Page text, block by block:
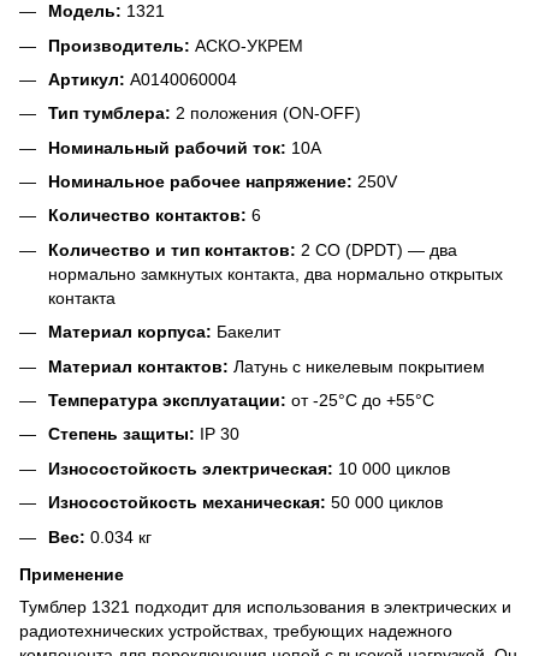
Модель: 1321
Производитель: АСКО-УКРЕМ
Артикул: A0140060004
Тип тумблера: 2 положения (ON-OFF)
Номинальный рабочий ток: 10A
Номинальное рабочее напряжение: 250V
Количество контактов: 6
Количество и тип контактов: 2 CO (DPDT) — два
нормально замкнутых контакта, два нормально открытых
контакта
Материал корпуса: Бакелит
Материал контактов: Латунь с никелевым покрытием
Температура эксплуатации: от -25°C до +55°C
Степень защиты: IP 30
Износостойкость электрическая: 10 000 циклов
Износостойкость механическая: 50 000 циклов
Вес: 0.034 кг
Применение
Тумблер 1321 подходит для использования в электрических и
радиотехнических устройствах, требующих надежного